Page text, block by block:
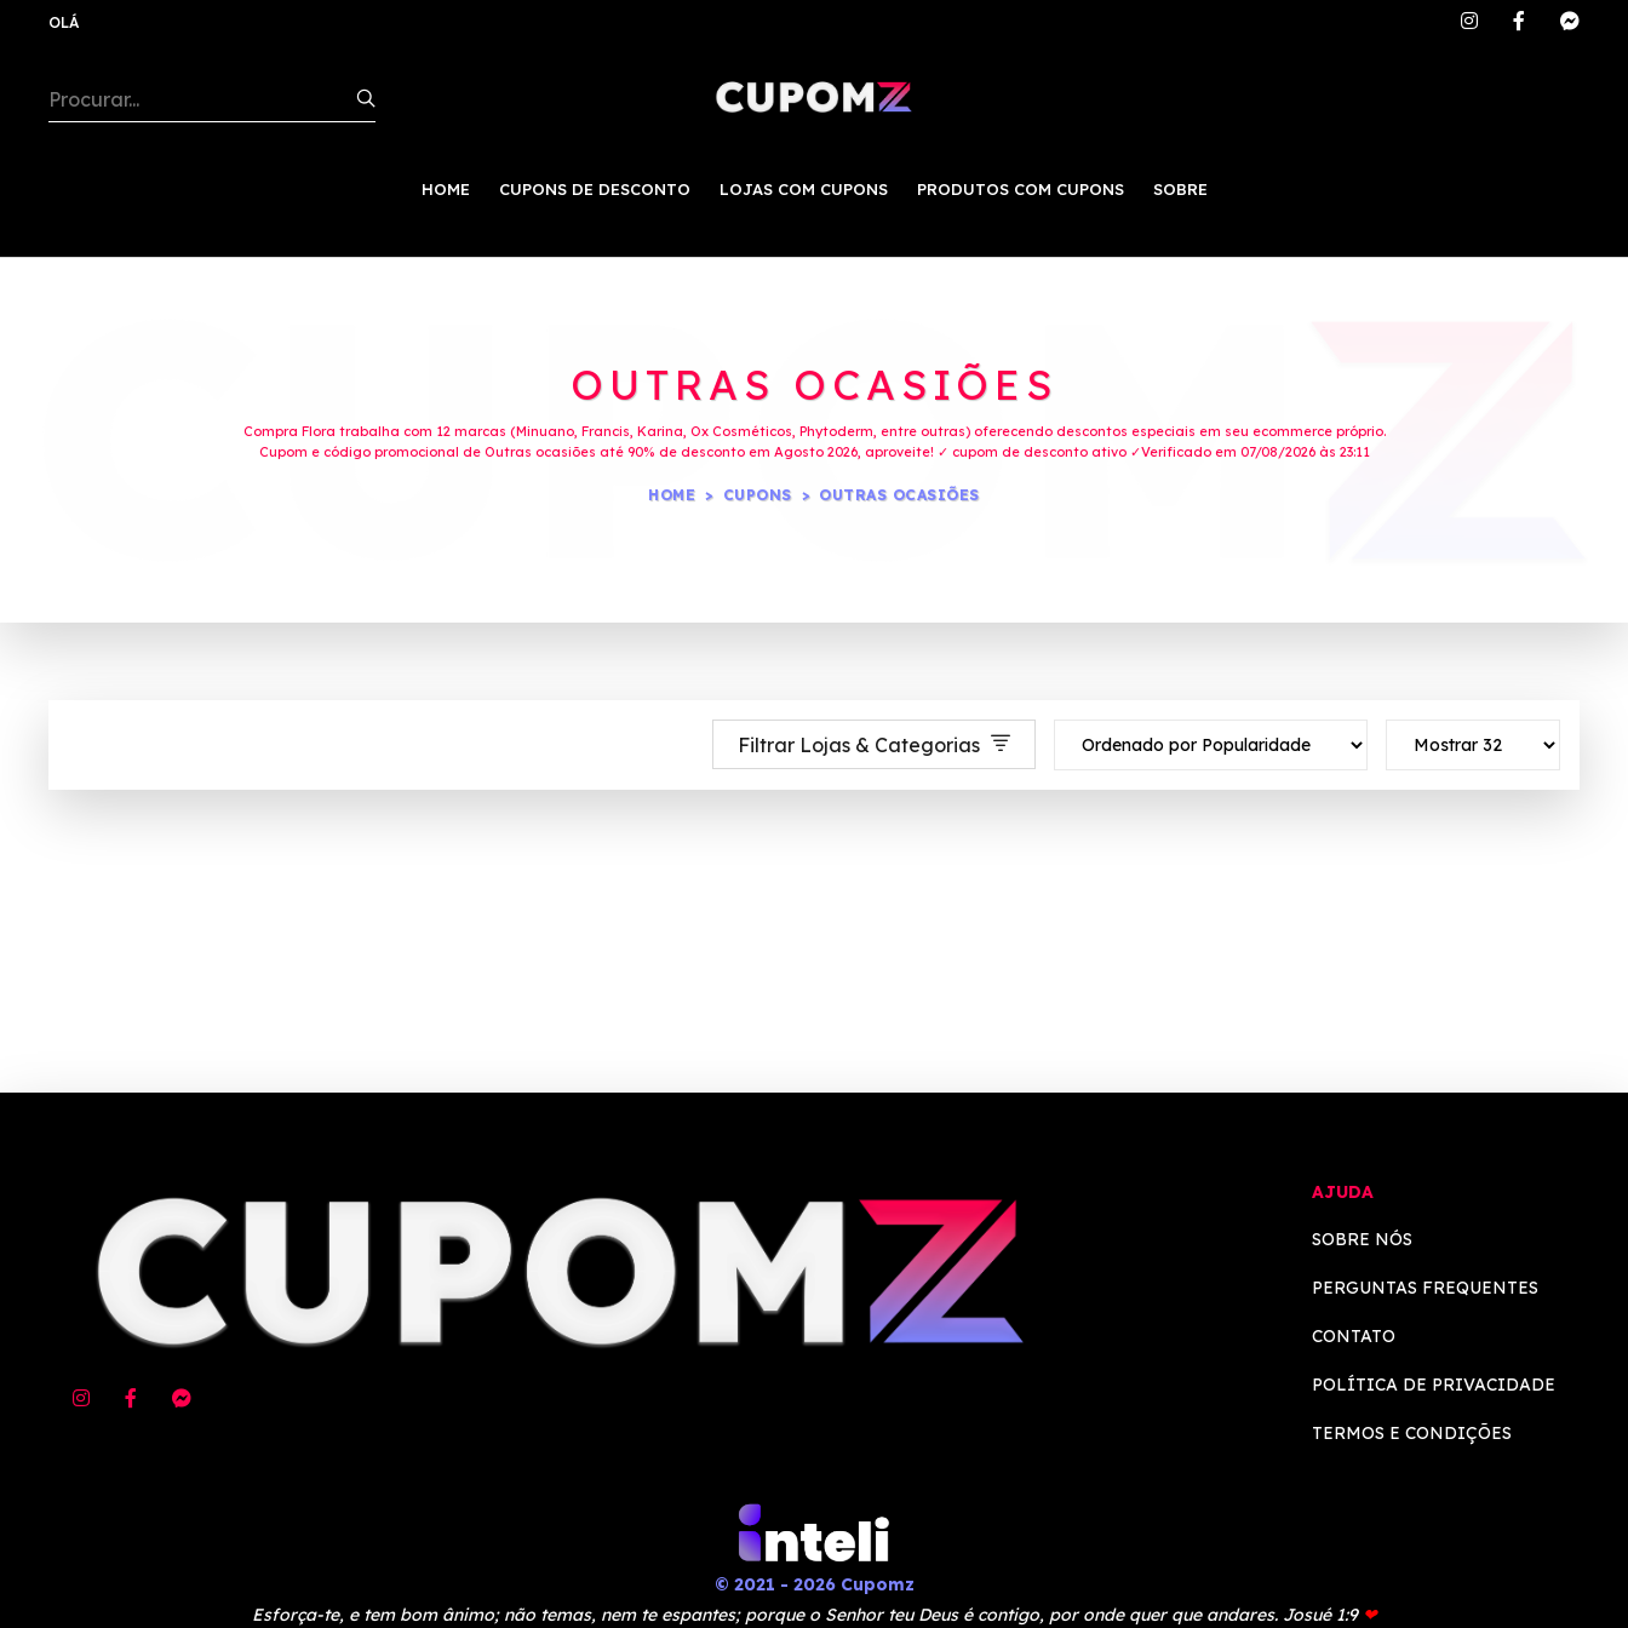
OLÁ
HOME CUPONS DE DESCONTO LOJAS COM CUPONS PRODUTOS COM CUPONS SOBRE
OUTRAS OCASIÕES
Compra Flora trabalha com 12 marcas (Minuano, Francis, Karina, Ox Cosméticos, Phytoderm, entre outras) oferecendo descontos especiais em seu ecommerce próprio.
Cupom e código promocional de Outras ocasiões até 90% de desconto em Agosto 2026, aproveite! ✓ cupom de desconto ativo ✓Verificado em 07/08/2026 às 23:11
HOME CUPONS OUTRAS OCASIÕES
Filtrar Lojas & Categorias
AJUDA
SOBRE NÓS
PERGUNTAS FREQUENTES
CONTATO
POLÍTICA DE PRIVACIDADE
TERMOS E CONDIÇÕES
© 2021 - 2026 Cupomz
Esforça-te, e tem bom ânimo; não temas, nem te espantes; porque o Senhor teu Deus é contigo, por onde quer que andares. Josué 1:9 ❤